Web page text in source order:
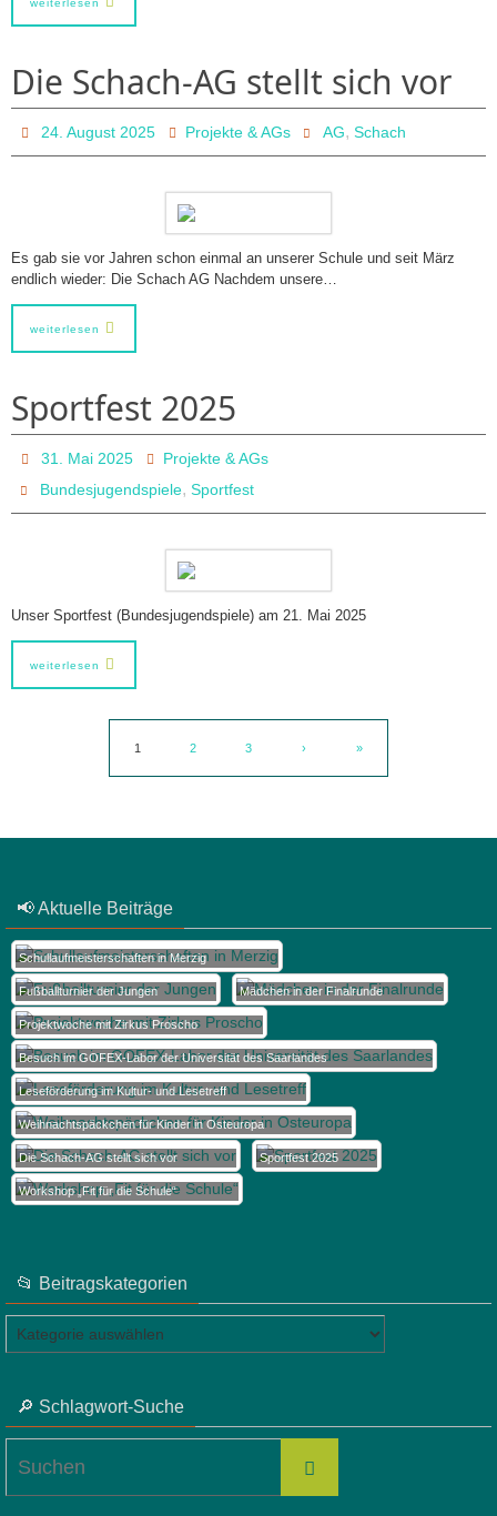
weiterlesen
Die Schach-AG stellt sich vor
24. August 2025 Projekte & AGs AG, Schach
Es gab sie vor Jahren schon einmal an unserer Schule und seit März
endlich wieder: Die Schach AG Nachdem unsere…
weiterlesen
Sportfest 2025
31. Mai 2025
Projekte & AGs
Bundesjugendspiele,Sportfest
Unser Sportfest (Bundesjugendspiele) am 21. Mai 2025
weiterlesen
1 2 3 › »
📢 Aktuelle Beiträge
Schullaufmeisterschaften in Merzig
Fußballturnier der Jungen Mädchen in der Finalrunde
Projektwoche mit Zirkus Proscho
Besuch im GOFEX-Labor der Universität des Saarlandes
Leseförderung im Kultur- und Lesetreff
Weihnachtspäckchen für Kinder in Osteuropa
Die Schach-AG stellt sich vor Sportfest 2025
Workshop „Fit für die Schule“
📂 Beitragskategorien
📂
Beitragskategorien
🔎 Schlagwort-Suche
Suchen